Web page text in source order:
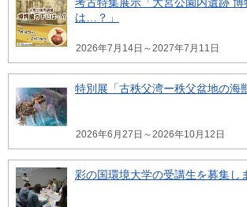
は…？」
2026年7月14日～2027年7月11日
特別展「古秩父湾ー秩父盆地の海
2026年6月27日～2026年10月12日
彩の国環境大学の受講生を募集し